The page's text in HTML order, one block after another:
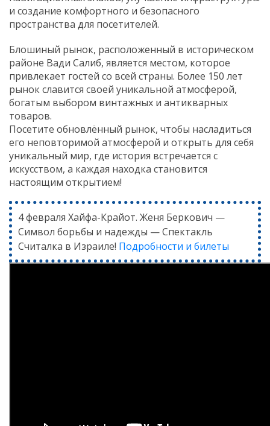
и создание комфортного и безопасного
пространства для посетителей.
Блошиный рынок, расположенный в историческом
районе Вади Салиб, является местом, которое
привлекает гостей со всей страны. Более 150 лет
рынок славится своей уникальной атмосферой,
богатым выбором винтажных и антикварных
товаров.
Посетите обновлённый рынок, чтобы насладиться
его неповторимой атмосферой и открыть для себя
уникальный мир, где история встречается с
искусством, а каждая находка становится
настоящим открытием!
4 февраля Хайфа-Крайот. Женя Беркович —
Символ борьбы и надежды — Спектакль
Считалка в Израиле! Подробности и билеты